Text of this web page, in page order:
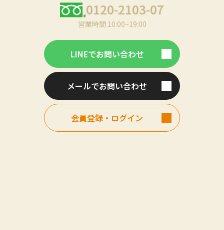
0120-2103-07
営業時間 10:00~19:00
LINEでお問い合わせ
メールでお問い合わせ
会員登録・ログイン